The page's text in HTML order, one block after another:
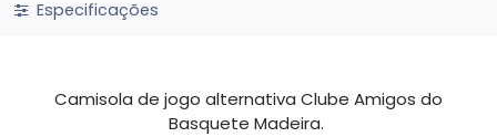
Especificações
Camisola de jogo alternativa Clube Amigos do
Basquete Madeira.